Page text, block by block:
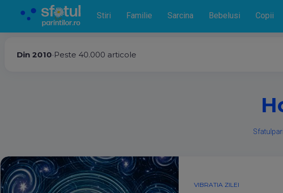
Stiri Familie Sarcina Bebelusi Copii
Din 2010•Peste 40.000 articole
VIBRATIA ZILEI